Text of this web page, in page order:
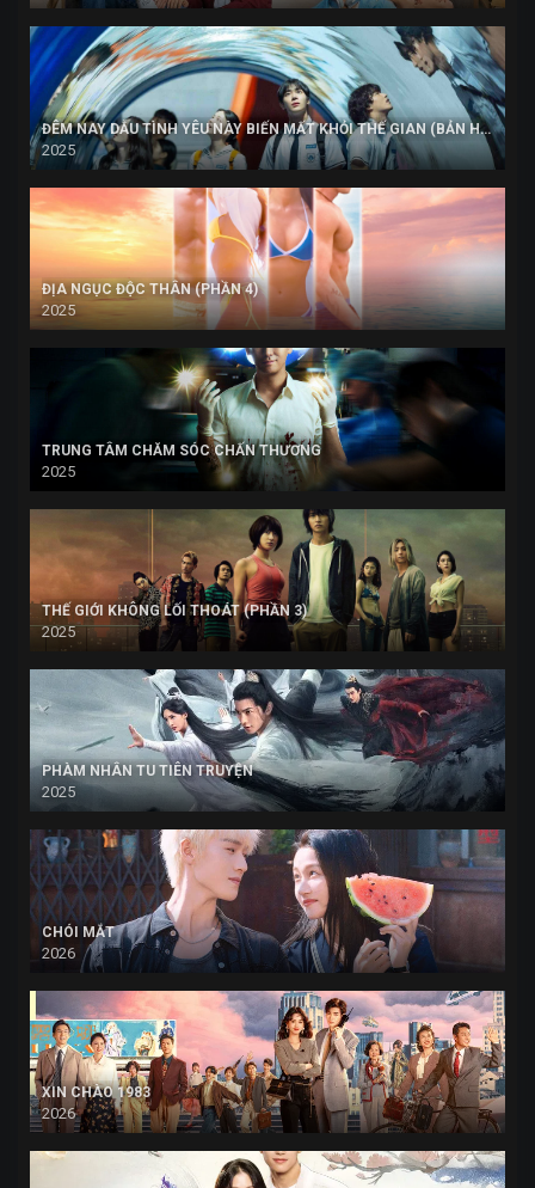
ĐÊM NAY DẪU TÌNH YÊU NÀY BIẾN MẤT KHỎI THẾ GIAN (BẢN HÀN)
2025
ĐỊA NGỤC ĐỘC THÂN (PHẦN 4)
2025
TRUNG TÂM CHĂM SÓC CHẤN THƯƠNG
2025
THẾ GIỚI KHÔNG LỐI THOÁT (PHẦN 3)
2025
PHÀM NHÂN TU TIÊN TRUYỆN
2025
CHÓI MẮT
2026
XIN CHÀO 1983
2026